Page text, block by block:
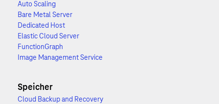
Auto Scaling
Bare Metal Server
Dedicated Host
Elastic Cloud Server
FunctionGraph
Image Management Service
Speicher
Cloud Backup and Recovery